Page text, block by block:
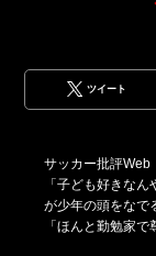
ツイート
サッカー批評Web
「子ども好きな
が少年の頭をなで
「ほんと勤勉家で